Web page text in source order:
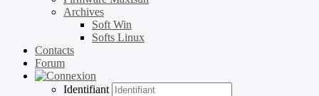
Archives
Soft Win
Softs Linux
Contacts
Forum
Identifiant